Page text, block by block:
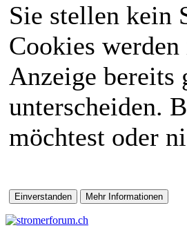
Sie stellen kein
Cookies
Anzeige bereits
unterscheiden.
möchtest oder